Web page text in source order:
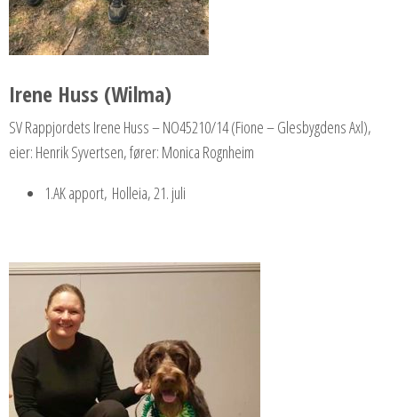
Irene Huss (Wilma)
SV Rappjordets Irene Huss – NO45210/14 (Fione – Glesbygdens Axl),
eier: Henrik Syvertsen, fører: Monica Rognheim
1.AK apport, Holleia, 21. juli